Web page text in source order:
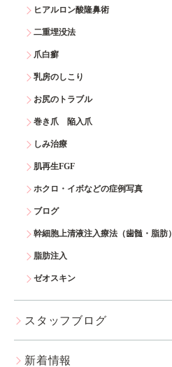
ヒアルロン酸隆鼻術
二重埋没法
爪白癬
乳房のしこり
お尻のトラブル
巻き爪 陥入爪
しみ治療
肌再生FGF
ホクロ・イボなどの症例写真
ブログ
幹細胞上清液注入療法（歯髄・脂肪）
脂肪注入
ゼオスキン
スタッフブログ
新着情報